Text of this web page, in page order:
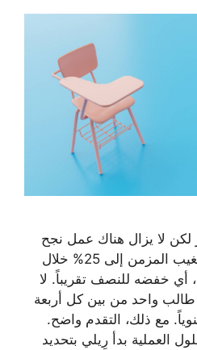
لا يزال هناك عمل نجح
رِيلي في تقليص معدل التغيب المزمن إلى 25% خلال
العام الدراسي 2024–25، أي خفضه للنصف تقريباً. لا
طالب واحد من بين كل أربعة
من 18 يوماً سنوياً. مع ذلك، التقدم واضح.
العملية بدأ رِيلي بتحديد